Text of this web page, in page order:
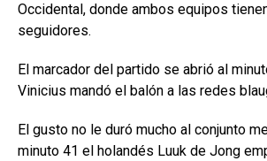
Occidental, donde ambos equipos
seguidores.
El marcador del partido se abrió al
Vinicius mandó el balón a las redes
El gusto no le duró mucho al conjunto
minuto 41 el holandés Luuk de Jong